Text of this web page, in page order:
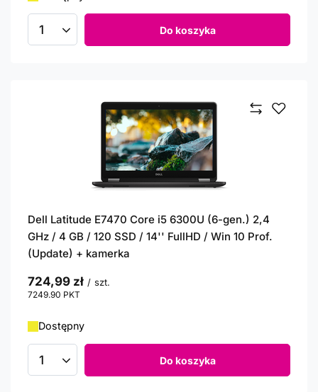
Ilość produktów Do koszyka
Dell Latitude E7470 Core i5 6300U (6-gen.) 2,4
GHz / 4 GB / 120 SSD / 14'' FullHD / Win 10 Prof.
(Update) + kamerka
724,99 zł / szt.
7249.90 PKT
Dostępny
Ilość produktów Do koszyka